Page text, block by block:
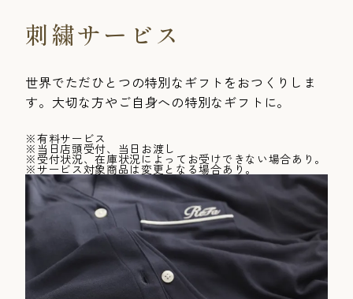
刺繍サービス
世界でただひとつの特別なギフトをおつくりしま
す。大切な方やご自身への特別なギフトに。
※有料サービス
※当日店頭受付、当日お渡し
※受付状況、在庫状況によってお受けできない場合あり。
※サービス対象商品は変更となる場合あり。